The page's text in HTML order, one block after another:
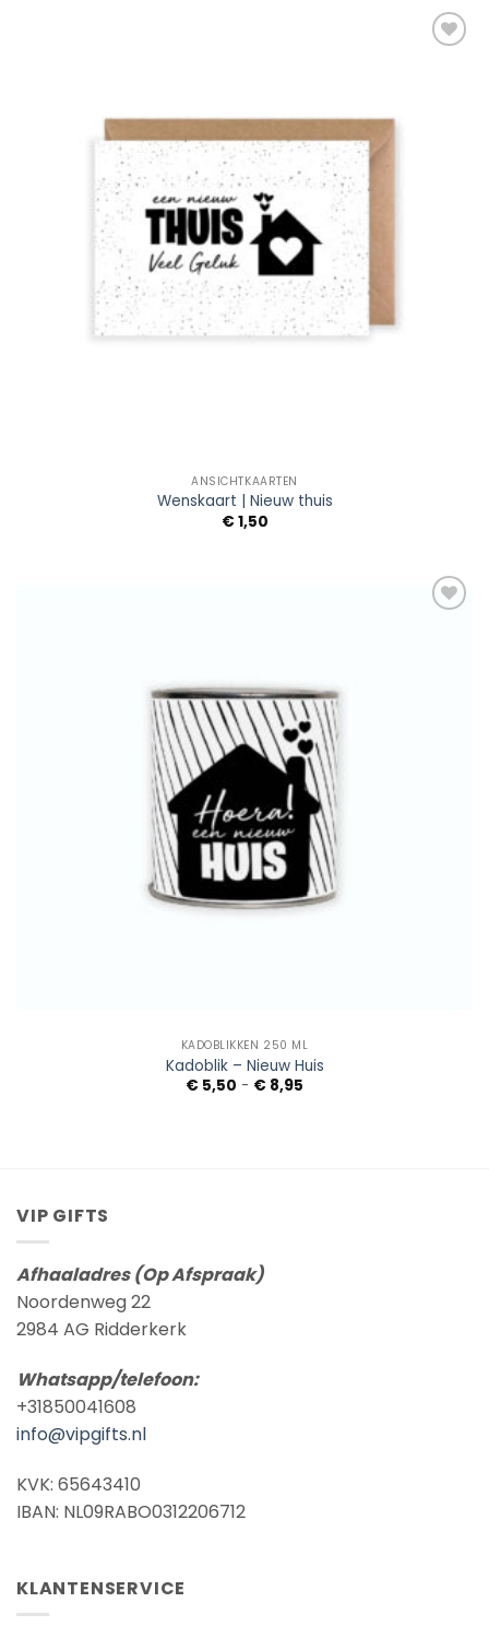
ANSICHTKAARTEN
Wenskaart | Nieuw thuis
€1,50
KADOBLIKKEN 250 ML
Kadoblik – Nieuw Huis
€ 5,50 - € 8,95
VIP GIFTS
Afhaaladres (Op Afspraak)
Noordenweg 22
2984 AG Ridderkerk
Whatsapp/telefoon:
+31850041608
info@vipgifts.nl
KVK: 65643410
IBAN: NL09RABO0312206712
KLANTENSERVICE